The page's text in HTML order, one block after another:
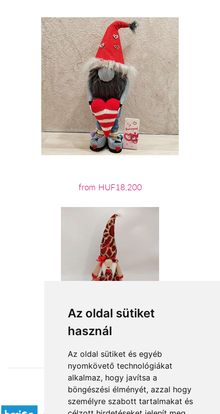
Az oldal sütiket
használ
Az oldal sütiket és egyéb
nyomkövető technológiákat
alkalmaz, hogy javítsa a
böngészési élményét, azzal hogy
személyre szabott tartalmakat és
from HUF18,200
from HUF12,640
Accepted payment methods